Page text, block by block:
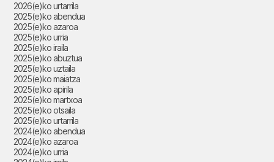
2026(e)ko urtarrila
2025(e)ko abendua
2025(e)ko azaroa
2025(e)ko urria
2025(e)ko iraila
2025(e)ko abuztua
2025(e)ko uztaila
2025(e)ko maiatza
2025(e)ko apirila
2025(e)ko martxoa
2025(e)ko otsaila
2025(e)ko urtarrila
2024(e)ko abendua
2024(e)ko azaroa
2024(e)ko urria